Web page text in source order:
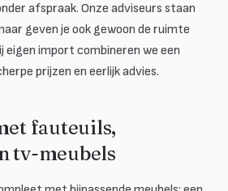
afspraak. Onze adviseurs staan
geven je ook gewoon de ruimte
eigen import combineren we een
prijzen en eerlijk advies.
fauteuils,
tv-meubels